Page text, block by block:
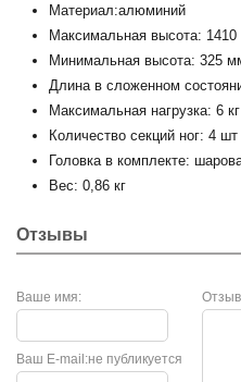
Материал:алюминий
Максимальная высота:
Минимальная высота: 325
Длина в сложенном
Максимальная нагрузка: 6 кг
Количество секций ног: 4 шт
Головка в комплекте:
Вес: 0,86 кг
Отзывы
Ваше имя:
не публикуется
Ваш E-mail: